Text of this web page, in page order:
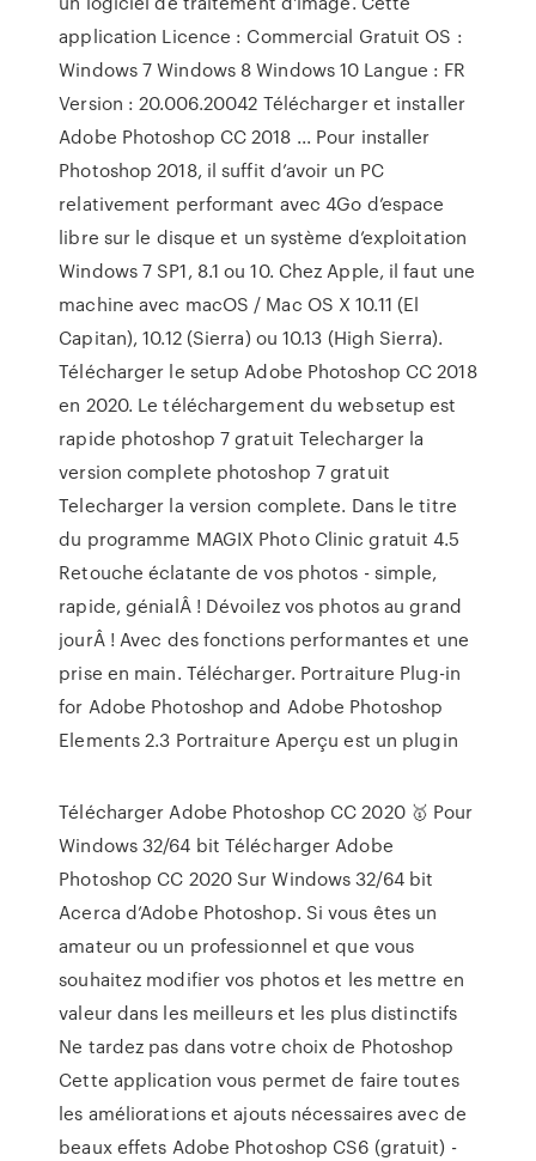
application Licence : Commercial Gratuit OS :
Windows 7 Windows 8 Windows 10 Langue : FR
Version : 20.006.20042 Télécharger et installer
Adobe Photoshop CC 2018 ... Pour installer
Photoshop 2018, il suffit d’avoir un PC
relativement performant avec 4Go d’espace
libre sur le disque et un système d’exploitation
Windows 7 SP1, 8.1 ou 10. Chez Apple, il faut une
machine avec macOS / Mac OS X 10.11 (El
Capitan), 10.12 (Sierra) ou 10.13 (High Sierra).
Télécharger le setup Adobe Photoshop CC 2018
en 2020. Le téléchargement du websetup est
rapide photoshop 7 gratuit Telecharger la
version complete photoshop 7 gratuit
Telecharger la version complete. Dans le titre
du programme MAGIX Photo Clinic gratuit 4.5
Retouche éclatante de vos photos - simple,
rapide, génialÂ ! Dévoilez vos photos au grand
jourÂ ! Avec des fonctions performantes et une
prise en main. Télécharger. Portraiture Plug-in
for Adobe Photoshop and Adobe Photoshop
Elements 2.3 Portraiture Aperçu est un plugin
Télécharger Adobe Photoshop CC 2020 🥇 Pour
Windows 32/64 bit Télécharger Adobe
Photoshop CC 2020 Sur Windows 32/64 bit
Acerca d’Adobe Photoshop. Si vous êtes un
amateur ou un professionnel et que vous
souhaitez modifier vos photos et les mettre en
valeur dans les meilleurs et les plus distinctifs
Ne tardez pas dans votre choix de Photoshop
Cette application vous permet de faire toutes
les améliorations et ajouts nécessaires avec de
beaux effets Adobe Photoshop CS6 (gratuit) -